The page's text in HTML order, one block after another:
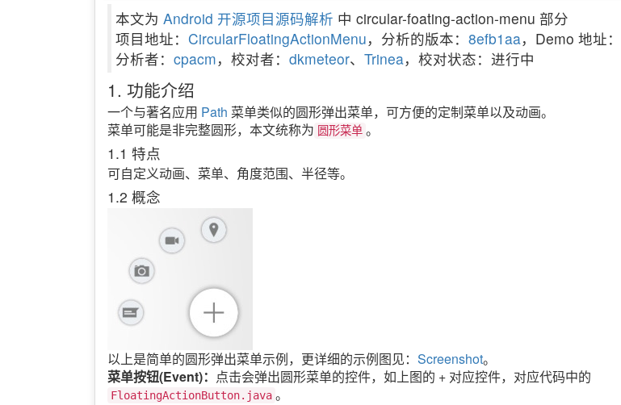
本文为 Android 开源项目源码解析 中 circular-foating-action-menu 部分
项目地址： CircularFloatingActionMenu，分析的版本： 8efb1aa，Demo 地址：
分析者： cpacm，校对者： dkmeteor、 Trinea，校对状态：进行中
1. 功能介绍
一个与著名应用 Path 菜单类似的圆形弹出菜单，可方便的定制菜单以及动画。
菜单可能是非完整圆形，本文统称为 圆形菜单 。
1.1 特点
可自定义动画、菜单、角度范围、半径等。
1.2 概念
以上是简单的圆形弹出菜单示例，更详细的示例图见： Screenshot。
菜单按钮(Event)： 点击会弹出圆形菜单的控件，如上图的 + 对应控件，对应代码中的
FloatingActionButton.java 。